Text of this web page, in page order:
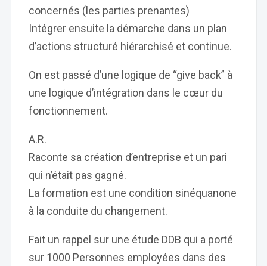
concernés (les parties prenantes)
Intégrer ensuite la démarche dans un plan
d’actions structuré hiérarchisé et continue.
On est passé d’une logique de “give back” à
une logique d’intégration dans le cœur du
fonctionnement.
A.R.
Raconte sa création d’entreprise et un pari
qui n’était pas gagné.
La formation est une condition sinéquanone
à la conduite du changement.
Fait un rappel sur une étude DDB qui a porté
sur 1000 Personnes employées dans des